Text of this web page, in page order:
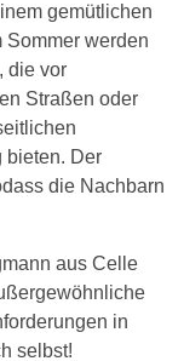
gemütlichen
Sommer werden
die vor
Straßen oder
bieten. Der
die Nachbarn
aus Celle
in
selbst!